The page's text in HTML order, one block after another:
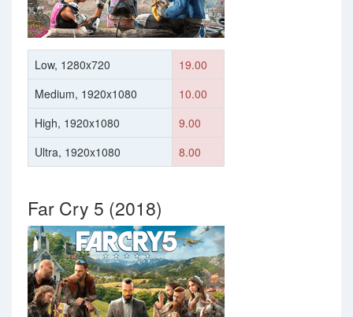
Low, 1280x720
19.00
Medium, 1920x1080
10.00
High, 1920x1080
9.00
Ultra, 1920x1080
8.00
Far Cry 5 (2018)